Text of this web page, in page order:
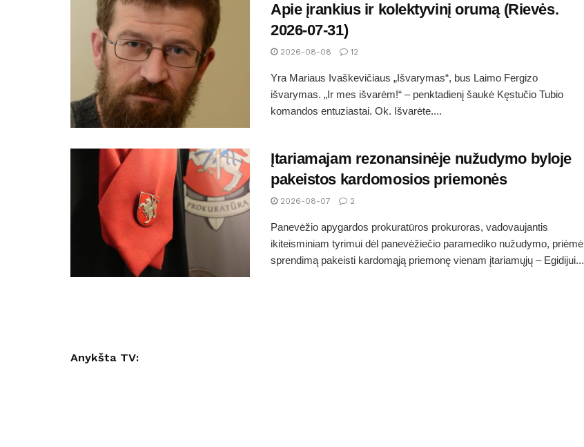
Apie įrankius ir kolektyvinį orumą (Rievės.
2026-07-31)
2026-08-08 12
Yra Mariaus Ivaškevičiaus „Išvarymas“, bus Laimo Fergizo
išvarymas. „Ir mes išvarėm!“ – penktadienį šaukė Kęstučio Tubio
komandos entuziastai. Ok. Išvarėte....
Įtariamajam rezonansinėje nužudymo byloje
pakeistos kardomosios priemonės
2026-08-07 2
Panevėžio apygardos prokuratūros prokuroras, vadovaujantis
ikiteisminiam tyrimui dėl panevėžiečio paramediko nužudymo, priėmė
sprendimą pakeisti kardomąją priemonę vienam įtariamųjų – Egidijui...
Anykšta TV: